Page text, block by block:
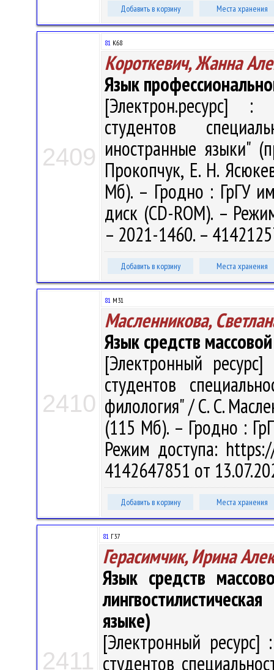
Добавить в корзину Места хранения
2409
81 К68
Короткевич, Жанна
Язык
[Электрон.ресурс] :
студентов
иностранные языки"
Прокопчук, Е. Н.
Мб). – Гродно : ГрГУ
диск (CD-ROM). –
– 2021-1460. –
Добавить в корзину Места хранения
2410
81 М31
Масленникова,
Язык средств
[Электронный
студентов
филология" / С. С.
(115 Мб). – Гродно :
Режим доступа:
4142647851 от
Добавить в корзину Места хранения
2411
81 Г37
Герасимчик, Ирина
Язык средств
языке)
[Электронный ресурс]
студентов